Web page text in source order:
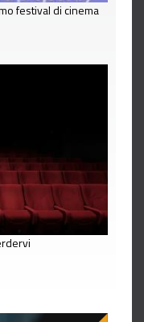
festival di cinema